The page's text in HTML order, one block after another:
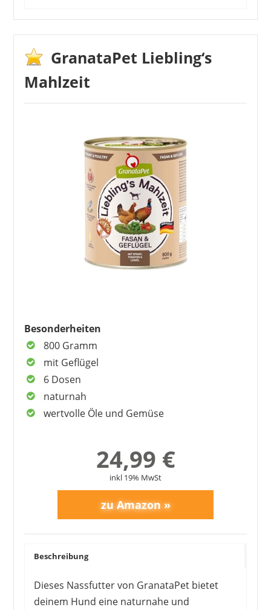
GranataPet Liebling‘s
Mahlzeit
Besonderheiten
800 Gramm
mit Geflügel
6 Dosen
naturnah
wertvolle Öle und Gemüse
24,99 €
inkl 19% MwSt
Beschreibung
Dieses Nassfutter von GranataPet bietet
deinem Hund eine naturnahe und